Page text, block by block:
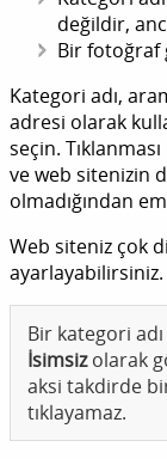
değildir,
Bir fotoğraf
Kategori adı,
adresi olarak
seçin.
ve web sitenizin
olmadığından
Web siteniz çok
ayarlayabilirsiniz.
Bir kategori
İsimsizolarak
aksi takdirde
tıklayamaz.